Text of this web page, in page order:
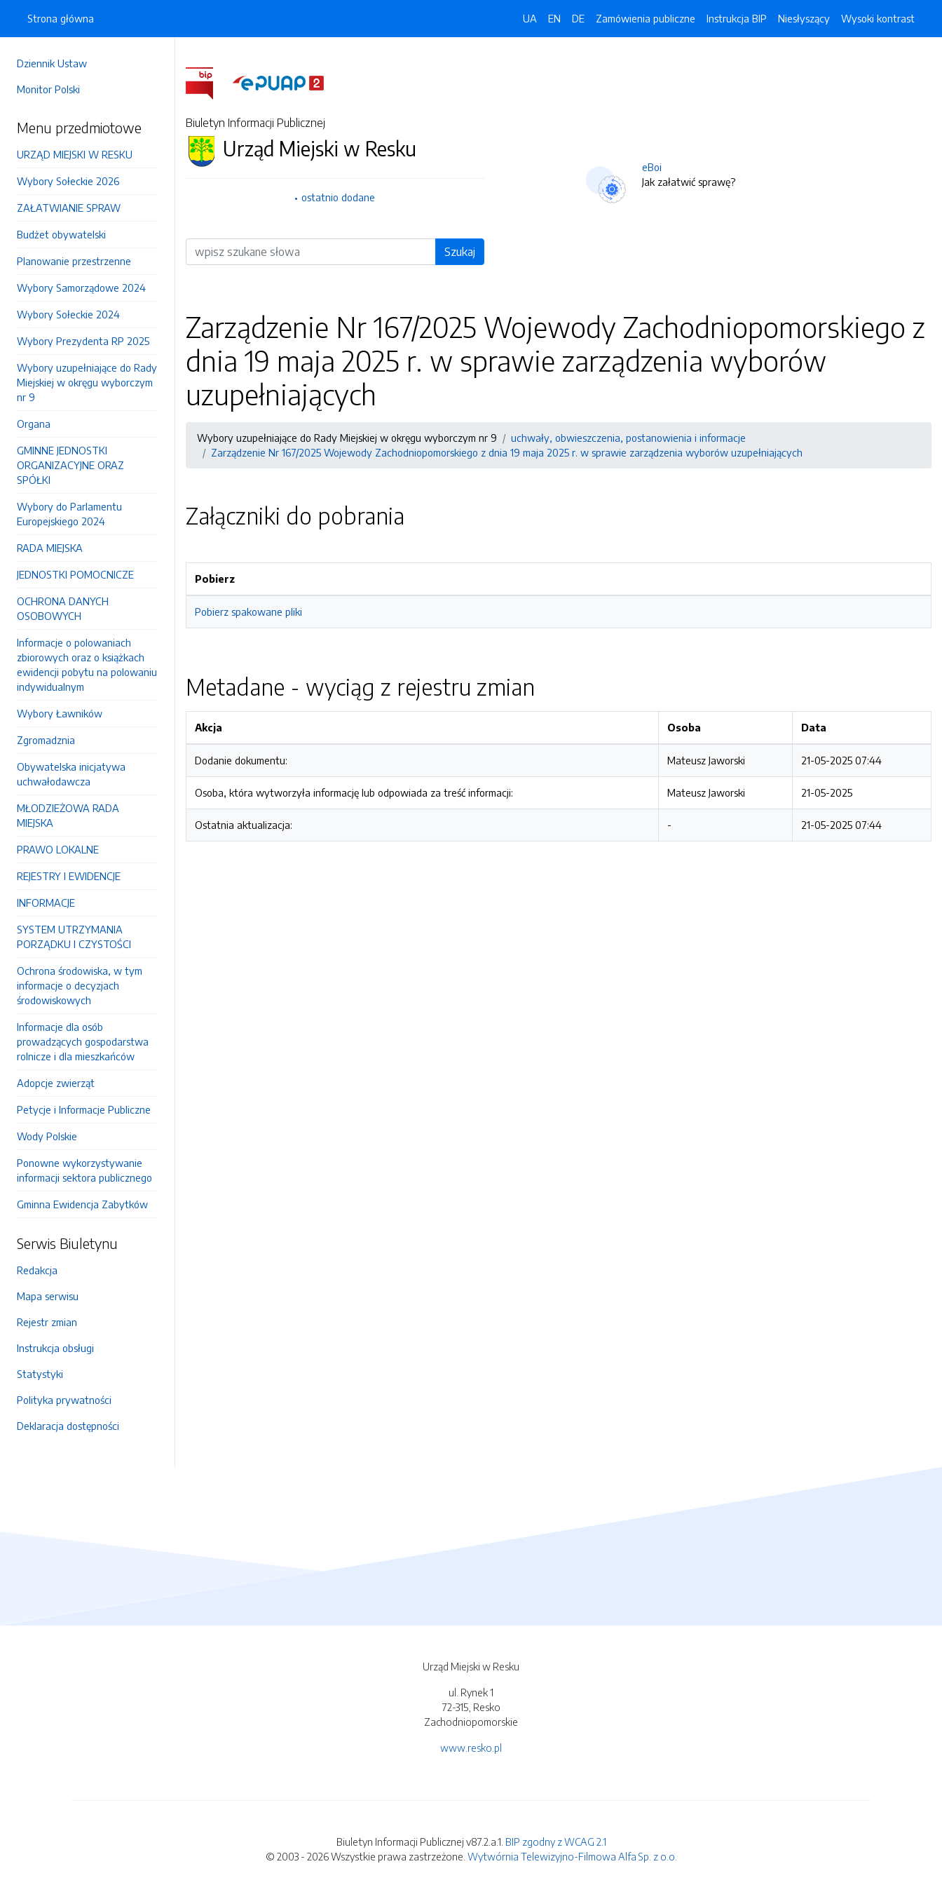
Dziennik Ustaw
Monitor Polski
Menu przedmiotowe
URZĄD MIEJSKI W RESKU
Wybory Sołeckie 2026
ZAŁATWIANIE SPRAW
Budżet obywatelski
Planowanie przestrzenne
Wybory Samorządowe 2024
Wybory Sołeckie 2024
Wybory Prezydenta RP 2025
Wybory uzupełniające do Rady
Miejskiej w okręgu wyborczym
nr 9
Organa
GMINNE JEDNOSTKI
ORGANIZACYJNE ORAZ
SPÓŁKI
Wybory do Parlamentu
Europejskiego 2024
RADA MIEJSKA
JEDNOSTKI POMOCNICZE
OCHRONA DANYCH
OSOBOWYCH
Informacje o polowaniach
zbiorowych oraz o książkach
ewidencji pobytu na polowaniu
indywidualnym
Wybory Ławników
Zgromadznia
Obywatelska inicjatywa
uchwałodawcza
MŁODZIEŻOWA RADA
MIEJSKA
PRAWO LOKALNE
REJESTRY I EWIDENCJE
INFORMACJE
SYSTEM UTRZYMANIA
PORZĄDKU I CZYSTOŚCI
Ochrona środowiska, w tym
informacje o decyzjach
środowiskowych
Informacje dla osób
prowadzących gospodarstwa
rolnicze i dla mieszkańców
Adopcje zwierząt
Petycje i Informacje Publiczne
Wody Polskie
Ponowne wykorzystywanie
informacji sektora publicznego
Gminna Ewidencja Zabytków
Serwis Biuletynu
Redakcja
Mapa serwisu
Rejestr zmian
Instrukcja obsługi
Statystyki
Polityka prywatności
Deklaracja dostępności
Strona główna UA EN DE Zamówienia publiczne Instrukcja BIP Niesłyszący Wysoki kontrast
Biuletyn Informacji Publicznej
Urząd Miejski w Resku
ostatnio dodane
Wyszukiwarka Szukaj
eBoi
Jak załatwić sprawę?
Zarządzenie Nr 167/2025 Wojewody Zachodniopomorskiego z
dnia 19 maja 2025 r. w sprawie zarządzenia wyborów
uzupełniających
Wybory uzupełniające do Rady Miejskiej w okręgu wyborczym nr 9
uchwały, obwieszczenia, postanowienia i informacje
Zarządzenie Nr 167/2025 Wojewody Zachodniopomorskiego z dnia 19 maja 2025 r. w sprawie zarządzenia wyborów uzupełniających
Załączniki do pobrania
Pobierz
Pobierz spakowane pliki
Metadane - wyciąg z rejestru zmian
Akcja Osoba Data
Dodanie dokumentu: Mateusz Jaworski 21-05-2025 07:44
Osoba, która wytworzyła informację lub odpowiada za treść informacji: Mateusz Jaworski 21-05-2025
Ostatnia aktualizacja: - 21-05-2025 07:44
Urząd Miejski w Resku
ul. Rynek 1
72-315, Resko
Zachodniopomorskie
www.resko.pl
Biuletyn Informacji Publicznej v87.2.a.1. BIP zgodny z WCAG 2.1
© 2003 - 2026 Wszystkie prawa zastrzeżone. Wytwórnia Telewizyjno-Filmowa Alfa Sp. z o.o.